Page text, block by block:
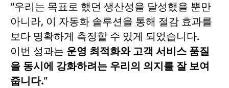
“우리는 목표로 했던 생산성을 달성했을 뿐만
아니라, 이 자동화 솔루션을 통해 절감 효과를
보다 명확하게 측정할 수 있게 되었습니다.
이번 성과는 운영 최적화와 고객 서비스 품질
을 동시에 강화하려는 우리의 의지를 잘 보여
줍니다.”